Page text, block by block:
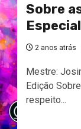
Sobre
2 anos atrás
Mestre:
Edição
respeito...